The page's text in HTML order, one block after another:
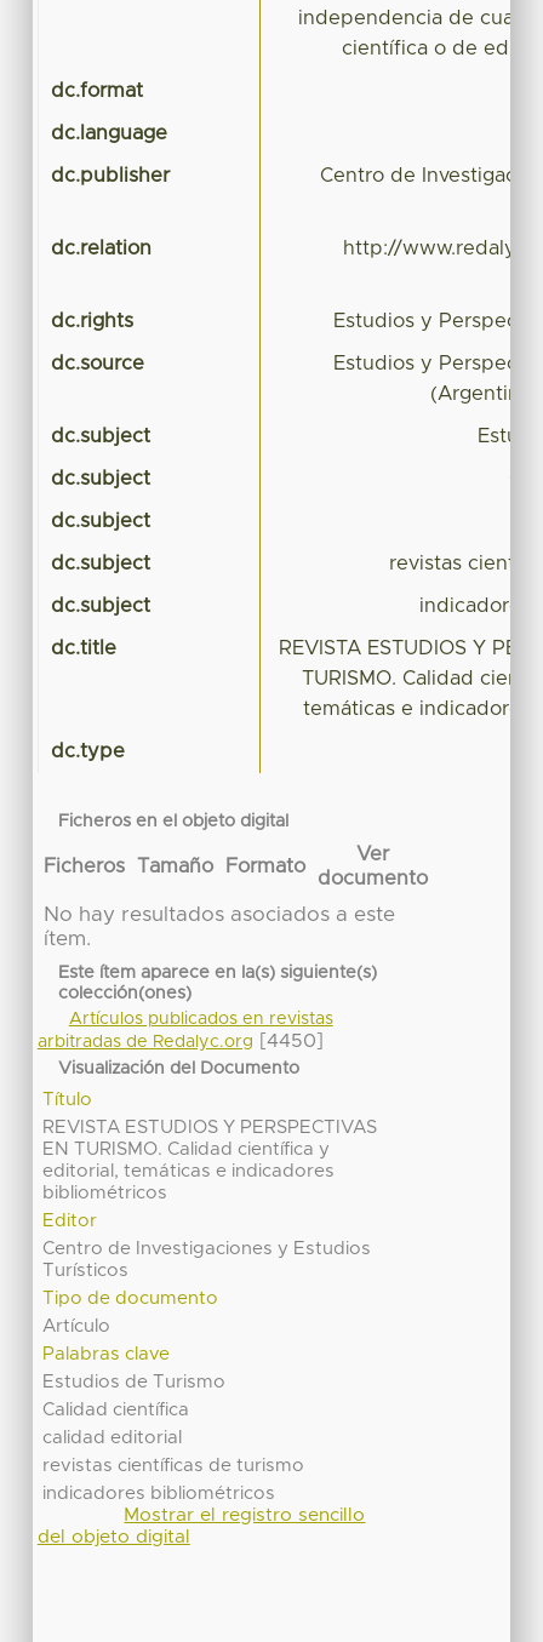
independencia de
científica o de
dc.format
dc.language
dc.publisher Centro de
dc.relation http://
dc.rights Estudios y
dc.source
Estudios y
(Argentina)
dc.subject
dc.subject
dc.subject
dc.subject revistas
dc.subject indicadores
dc.title
REVISTA ESTUDIOS Y
TURISMO. Calidad
temáticas e indicadores
dc.type
Ficheros en el objeto digital
Ficheros Tamaño Formato
Ver
documento
No hay resultados asociados a este
ítem.
Este ítem aparece en la(s) siguiente(s)
colección(ones)
Artículos publicados en revistas
arbitradas de Redalyc.org
[4450]
Visualización del Documento
Título
REVISTA ESTUDIOS Y PERSPECTIVAS
EN TURISMO. Calidad científica y
editorial, temáticas e indicadores
bibliométricos
Editor
Centro de Investigaciones y Estudios
Turísticos
Tipo de documento
Artículo
Palabras clave
Estudios de Turismo
Calidad científica
calidad editorial
revistas científicas de turismo
indicadores bibliométricos
Mostrar el registro sencillo
del objeto digital